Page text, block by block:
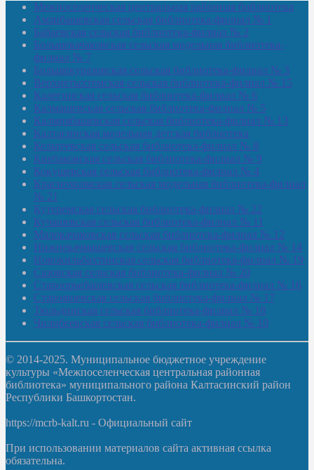
Межпоселенческая центральная районная библиотека
Амзибашевская сельская библиотека-филиал № 1
Бабаевская сельская библиотека-филиал № 2
Большекачаковская сельская модельная библиотека-
филиал № 7
Большекуразовская сельская библиотека-филиал № 3
Верхнетыхтемская сельская библиотека-филиал № 15
Калегинская сельская библиотека-филиал № 6
Калмашевская сельская библиотека-филиал № 5
Калмиябашевская сельская библиотека-филиал № 13
Калтасинская модельная детская библиотека
Кельтеевская сельская библиотека-филиал № 8
Киебаковская сельская библиотека-филиал № 9
Кокушевская сельская библиотека-филиал № 4
Краснохолмская сельская модельная библиотека-филиал
№ 21
Кутеремская сельская библиотека-филиал № 22
Кучашевская сельская библиотека-филиал № 11
Малокачаковская сельская библиотека-филиал № 12
Нижнекачмашевская сельская библиотека-филиал № 14
Новокильбахтинская сельская библиотека-филиал № 19
Сазовская сельская библиотека-филиал № 20
Староорьебашевская сельская библиотека-филиал № 16
Старояшевская сельская библиотека-филиал № 17
Тюльдинская сельская библиотека-филиал № 18
Чилибеевская сельская библиотека-филиал № 10
© 2014-2025. Муниципальное бюджетное учреждение
культуры «Межпоселенческая центральная районная
библиотека» муниципального района Калтасинский район
Республики Башкортостан.
https://mcrb-kalt.ru - Официальный сайт
При использовании материалов сайта активная ссылка
обязательна.